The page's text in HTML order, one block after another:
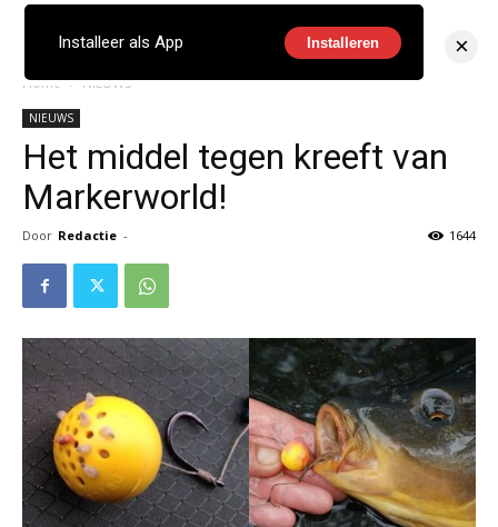
Home NIEUWS
NIEUWS
Het middel tegen kreeft van
Markerworld!
Door Redactie - 1644
Installeer als App Installeren ×